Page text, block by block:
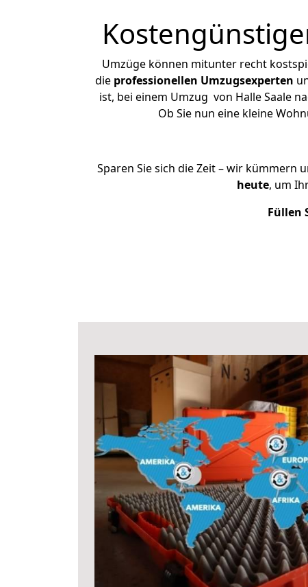
Umzüge können mitunter recht
die professionellen Umzugsexperten
ist, bei einem Umzug von Halle Saale
Ob Sie nun eine kleine
Sparen Sie sich die Zeit – wir kümmern
heute, um
Füllen